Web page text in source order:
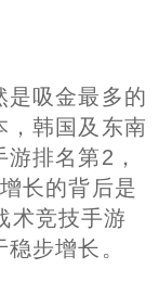
是吸金最多的
，韩国及东南
排名第2，
长的背后是
术竞技手游
步增长。